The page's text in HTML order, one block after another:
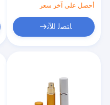
أحصل على آخر سعر
ﺎﺘﺼﻟ ﺍﻶﻧ